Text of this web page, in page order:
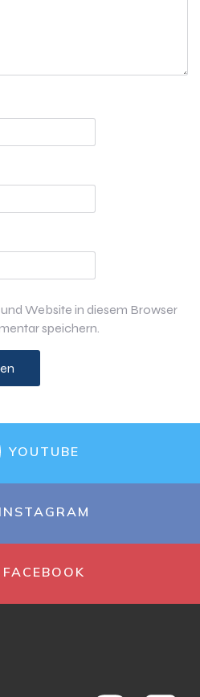
Website in diesem Browser
speichern.
YOUTUBE
INSTAGRAM
FACEBOOK